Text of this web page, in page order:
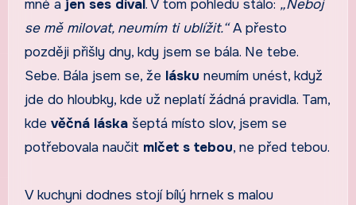
mně a jen ses díval. V tom pohledu stálo: „Neboj
se mě milovat, neumím ti ublížit.“A přesto
později přišly dny, kdy jsem se bála. Ne tebe.
Sebe. Bála jsem se, že lásku neumím unést, když
jde do hloubky, kde už neplatí žádná pravidla. Tam,
kde věčná láskašeptá místo slov, jsem se
potřebovala naučit mlčet s tebou, ne před tebou.
V kuchyni dodnes stojí bílý hrnek s malou